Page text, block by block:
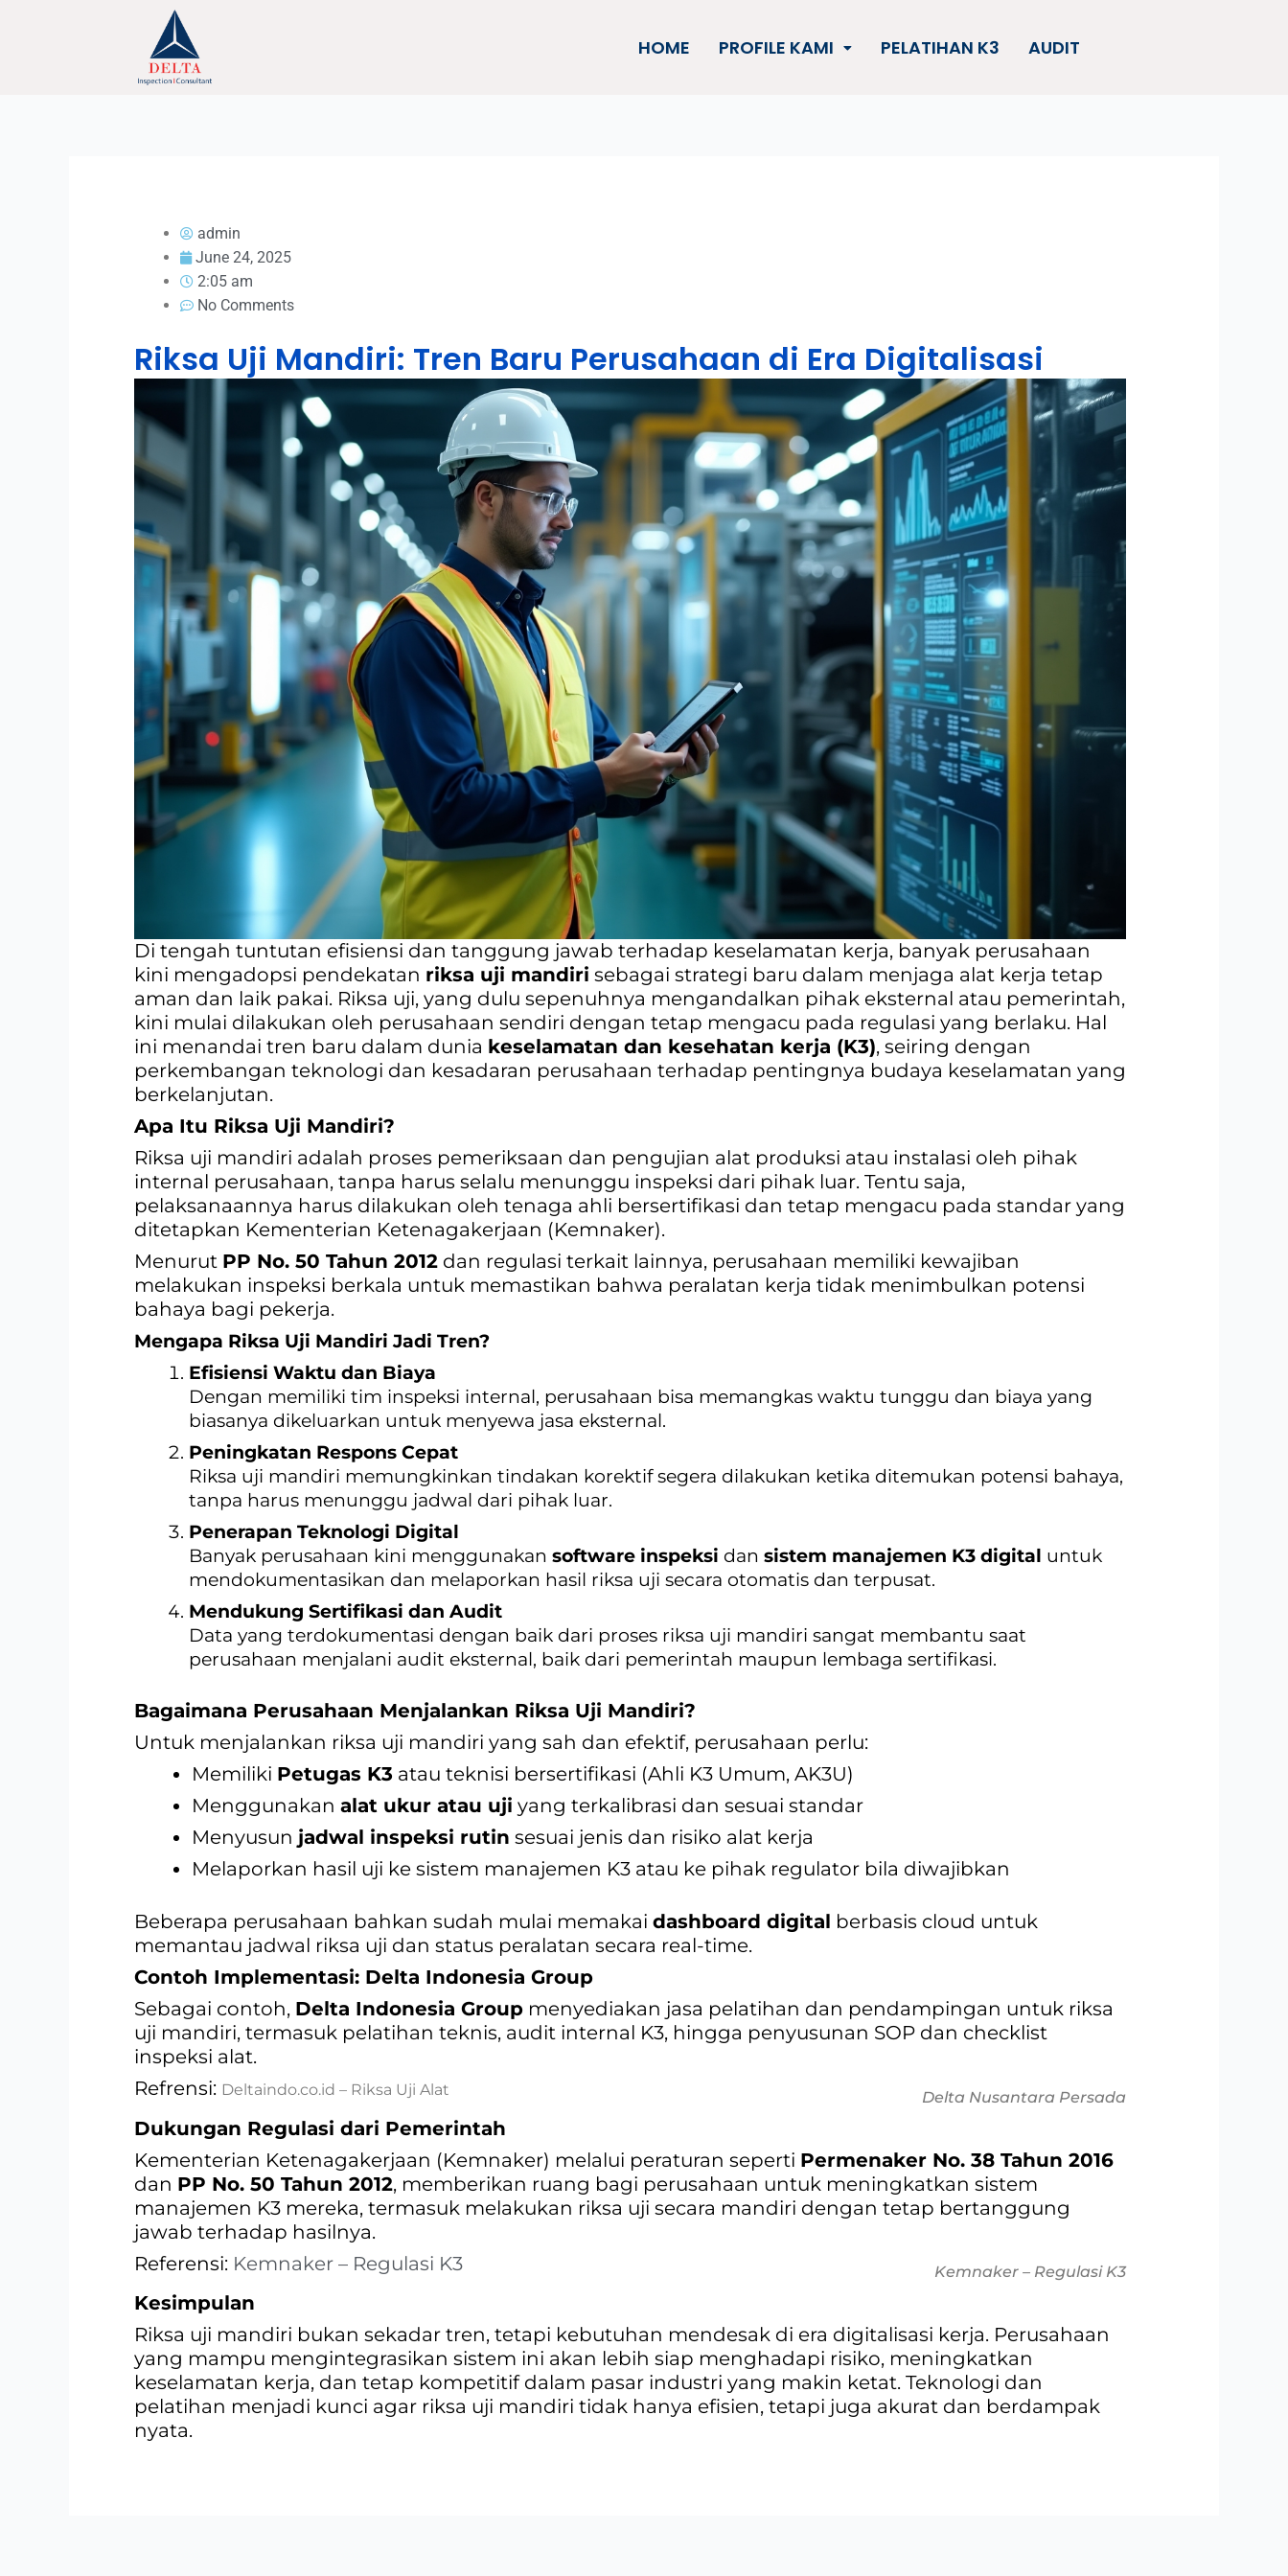
HOME PROFILE KAMI PELATIHAN K3 AUDIT
admin
June 24, 2025
2:05 am
No Comments
Riksa Uji Mandiri: Tren Baru Perusahaan di Era Digitalisasi
Di tengah tuntutan efisiensi dan tanggung jawab terhadap keselamatan kerja, banyak perusahaan
kini mengadopsi pendekatan riksa uji mandiri sebagai strategi baru dalam menjaga alat kerja tetap
aman dan laik pakai. Riksa uji, yang dulu sepenuhnya mengandalkan pihak eksternal atau pemerintah,
kini mulai dilakukan oleh perusahaan sendiri dengan tetap mengacu pada regulasi yang berlaku. Hal
ini menandai tren baru dalam dunia keselamatan dan kesehatan kerja (K3), seiring dengan
perkembangan teknologi dan kesadaran perusahaan terhadap pentingnya budaya keselamatan yang
berkelanjutan.
Apa Itu Riksa Uji Mandiri?
Riksa uji mandiri adalah proses pemeriksaan dan pengujian alat produksi atau instalasi oleh pihak
internal perusahaan, tanpa harus selalu menunggu inspeksi dari pihak luar. Tentu saja,
pelaksanaannya harus dilakukan oleh tenaga ahli bersertifikasi dan tetap mengacu pada standar yang
ditetapkan Kementerian Ketenagakerjaan (Kemnaker).
Menurut PP No. 50 Tahun 2012 dan regulasi terkait lainnya, perusahaan memiliki kewajiban
melakukan inspeksi berkala untuk memastikan bahwa peralatan kerja tidak menimbulkan potensi
bahaya bagi pekerja.
Mengapa Riksa Uji Mandiri Jadi Tren?
Efisiensi Waktu dan Biaya
Dengan memiliki tim inspeksi internal, perusahaan bisa memangkas waktu tunggu dan biaya yang
biasanya dikeluarkan untuk menyewa jasa eksternal.
Peningkatan Respons Cepat
Riksa uji mandiri memungkinkan tindakan korektif segera dilakukan ketika ditemukan potensi bahaya,
tanpa harus menunggu jadwal dari pihak luar.
Penerapan Teknologi Digital
Banyak perusahaan kini menggunakan software inspeksi dan sistem manajemen K3 digital untuk
mendokumentasikan dan melaporkan hasil riksa uji secara otomatis dan terpusat.
Mendukung Sertifikasi dan Audit
Data yang terdokumentasi dengan baik dari proses riksa uji mandiri sangat membantu saat
perusahaan menjalani audit eksternal, baik dari pemerintah maupun lembaga sertifikasi.
Bagaimana Perusahaan Menjalankan Riksa Uji Mandiri?
Untuk menjalankan riksa uji mandiri yang sah dan efektif, perusahaan perlu:
Memiliki Petugas K3 atau teknisi bersertifikasi (Ahli K3 Umum, AK3U)
Menggunakan alat ukur atau uji yang terkalibrasi dan sesuai standar
Menyusun jadwal inspeksi rutin sesuai jenis dan risiko alat kerja
Melaporkan hasil uji ke sistem manajemen K3 atau ke pihak regulator bila diwajibkan
Beberapa perusahaan bahkan sudah mulai memakai dashboard digital berbasis cloud untuk
memantau jadwal riksa uji dan status peralatan secara real-time.
Contoh Implementasi: Delta Indonesia Group
Sebagai contoh, Delta Indonesia Group menyediakan jasa pelatihan dan pendampingan untuk riksa
uji mandiri, termasuk pelatihan teknis, audit internal K3, hingga penyusunan SOP dan checklist
inspeksi alat.
Refrensi: Deltaindo.co.id – Riksa Uji Alat Delta Nusantara Persada
Dukungan Regulasi dari Pemerintah
Kementerian Ketenagakerjaan (Kemnaker) melalui peraturan seperti Permenaker No. 38 Tahun 2016
dan PP No. 50 Tahun 2012, memberikan ruang bagi perusahaan untuk meningkatkan sistem
manajemen K3 mereka, termasuk melakukan riksa uji secara mandiri dengan tetap bertanggung
jawab terhadap hasilnya.
Referensi: Kemnaker – Regulasi K3 Kemnaker – Regulasi K3
Kesimpulan
Riksa uji mandiri bukan sekadar tren, tetapi kebutuhan mendesak di era digitalisasi kerja. Perusahaan
yang mampu mengintegrasikan sistem ini akan lebih siap menghadapi risiko, meningkatkan
keselamatan kerja, dan tetap kompetitif dalam pasar industri yang makin ketat. Teknologi dan
pelatihan menjadi kunci agar riksa uji mandiri tidak hanya efisien, tetapi juga akurat dan berdampak
nyata.